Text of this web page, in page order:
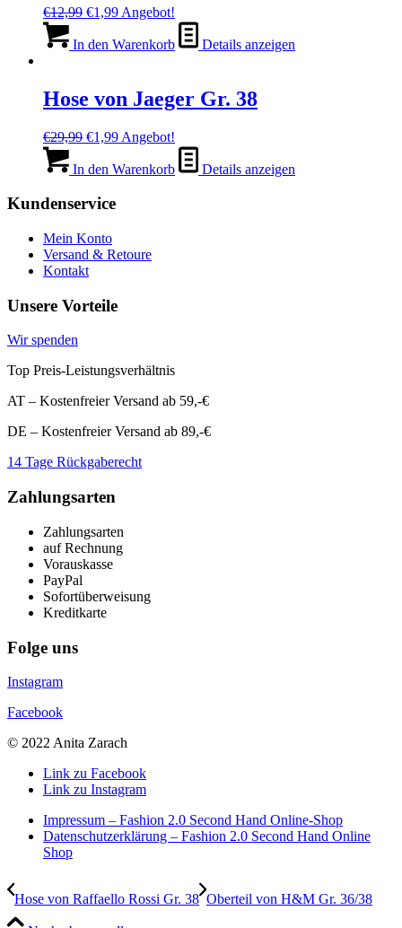
€12,99 Ursprünglicher
war:
€1,99Aktueller
ist:
Angebot!
In den Warenkorb Details anzeigen
Hose von Jaeger Gr. 38
€29,99 Ursprünglicher
war:
€1,99Aktueller
ist:
Angebot!
In den Warenkorb Details anzeigen
Kundenservice
Mein Konto
Versand & Retoure
Kontakt
Unsere Vorteile
Wir spenden
Top Preis-Leistungsverhältnis
AT – Kostenfreier Versand ab 59,-€
DE – Kostenfreier Versand ab 89,-€
14 Tage Rückgaberecht
Zahlungsarten
Zahlungsarten
auf Rechnung
Vorauskasse
PayPal
Sofortüberweisung
Kreditkarte
Folge uns
Instagram
Facebook
© 2022 Anita Zarach
Link zu Facebook
Link zu Instagram
Impressum – Fashion 2.0 Second Hand Online-Shop
Datenschutzerklärung – Fashion 2.0 Second Hand Online
Shop
Hose von Raffaello Rossi Gr. 38 Oberteil von H&M Gr. 36/38